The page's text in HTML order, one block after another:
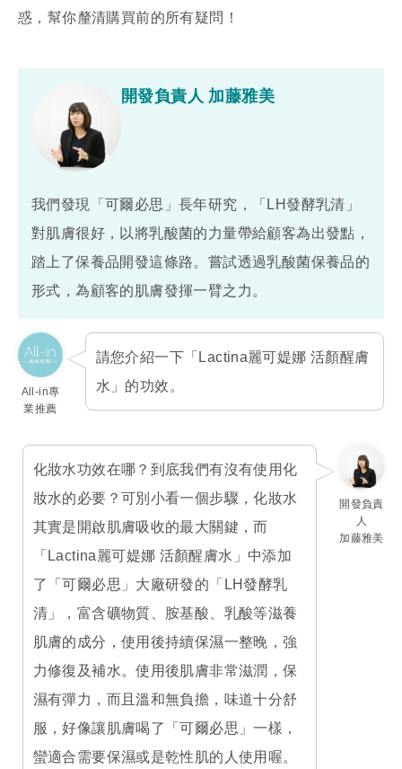
惑，幫你釐清購買前的所有疑問！
開發負責人 加藤雅美
我們發現「可爾必思」長年研究，「LH發酵乳清」
對肌膚很好，以將乳酸菌的力量帶給顧客為出發點，
踏上了保養品開發這條路。嘗試透過乳酸菌保養品的
形式，為顧客的肌膚發揮一臂之力。
All-in專
業推薦
請您介紹一下「Lactina麗可媞娜 活顏醒膚
水」的功效。
開發負責
人
加藤雅美
化妝水功效在哪？到底我們有沒有使用化
妝水的必要？可別小看一個步驟，化妝水
其實是開啟肌膚吸收的最大關鍵，而
「Lactina麗可媞娜 活顏醒膚水」中添加
了「可爾必思」大廠研發的「LH發酵乳
清」，富含礦物質、胺基酸、乳酸等滋養
肌膚的成分，使用後持續保濕一整晚，強
力修復及補水。使用後肌膚非常滋潤，保
濕有彈力，而且溫和無負擔，味道十分舒
服，好像讓肌膚喝了「可爾必思」一樣，
蠻適合需要保濕或是乾性肌的人使用喔。